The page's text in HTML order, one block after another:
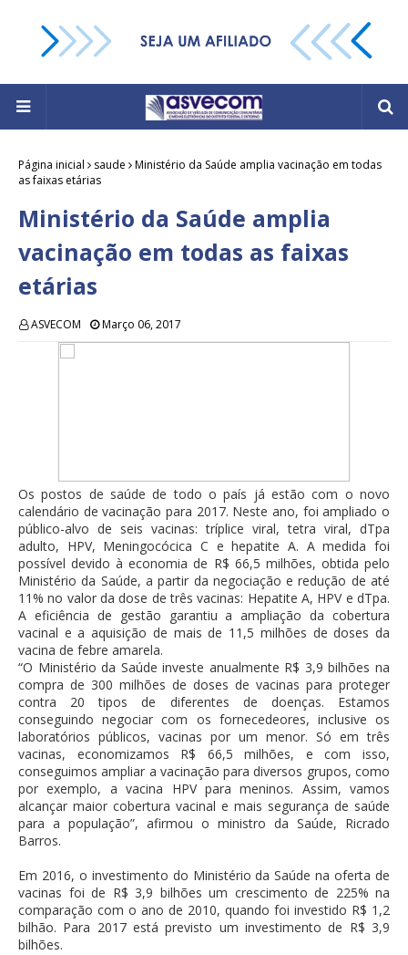
Página inicial saude
Ministério da Saúde amplia vacinação em todas
as faixas etárias
Ministério da Saúde amplia
vacinação em todas as faixas
etárias
ASVECOM Março 06, 2017
Os postos de saúde de todo o país já estão com o novo
calendário de vacinação para 2017. Neste ano, foi ampliado o
público-alvo de seis vacinas: tríplice viral, tetra viral, dTpa
adulto, HPV, Meningocócica C e hepatite A. A medida foi
possível devido à economia de R$ 66,5 milhões, obtida pelo
Ministério da Saúde, a partir da negociação e redução de até
11% no valor da dose de três vacinas: Hepatite A, HPV e dTpa.
A eficiência de gestão garantiu a ampliação da cobertura
vacinal e a aquisição de mais de 11,5 milhões de doses da
vacina de febre amarela.
“O Ministério da Saúde investe anualmente R$ 3,9 bilhões na
compra de 300 milhões de doses de vacinas para proteger
contra 20 tipos de diferentes de doenças. Estamos
conseguindo negociar com os fornecedeores, inclusive os
laboratórios públicos, vacinas por um menor. Só em três
vacinas, economizamos R$ 66,5 milhões, e com isso,
conseguimos ampliar a vacinação para diversos grupos, como
por exemplo, a vacina HPV para meninos. Assim, vamos
alcançar maior cobertura vacinal e mais segurança de saúde
para a população”, afirmou o ministro da Saúde, Ricrado
Barros.
Em 2016, o investimento do Ministério da Saúde na oferta de
vacinas foi de R$ 3,9 bilhões um crescimento de 225% na
comparação com o ano de 2010, quando foi investido R$ 1,2
bilhão. Para 2017 está previsto um investimento de R$ 3,9
bilhões.